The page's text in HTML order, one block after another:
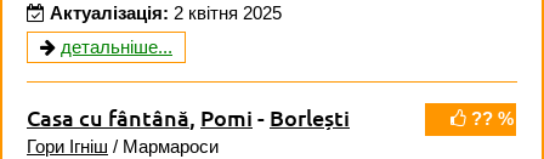
Актуалізація: 2 квітня 2025
детальніше...
?? %
Casa cu fântână, Pomi - Borlești
Гори Ігніш / Мармароси